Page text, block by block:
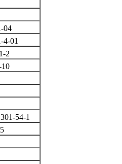
04
4-01
2
10
54-1